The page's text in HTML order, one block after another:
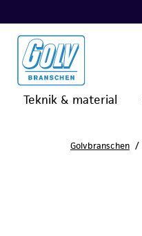
Teknik & material
Golvbranschen